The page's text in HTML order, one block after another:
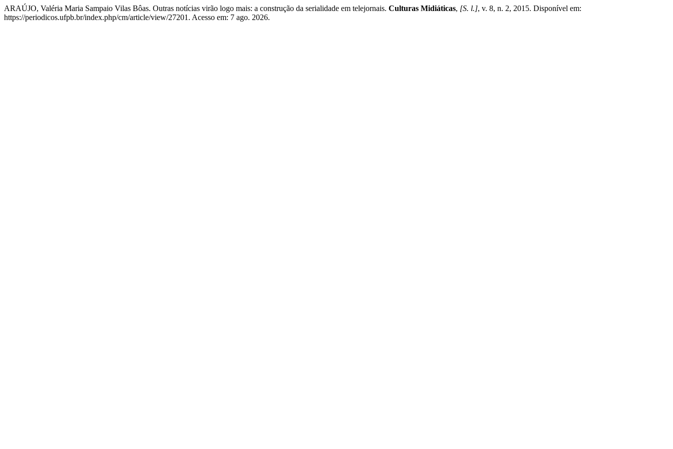
ARAÚJO, Valéria Maria Sampaio Vilas Bôas. Outras notícias virão logo mais: a construção da serialidade em telejornais. Culturas Midiáticas, [S. l.], v. 8, n. 2, 2015. Disponível em:
https://periodicos.ufpb.br/index.php/cm/article/view/27201. Acesso em: 7 ago. 2026.